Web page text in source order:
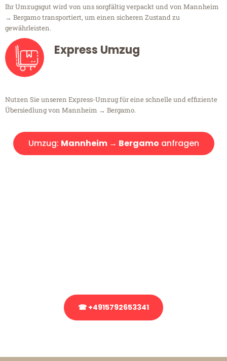
Ihr Umzugsgut wird von uns sorgfältig verpackt und von Mannheim
→ Bergamo transportiert, um einen sicheren Zustand zu
gewährleisten.
Express Umzug
Nutzen Sie unseren Express-Umzug für eine schnelle und effiziente
Übersiedlung von Mannheim → Bergamo.
Umzug: Mannheim → Bergamo anfragen
☎ +4915792653341